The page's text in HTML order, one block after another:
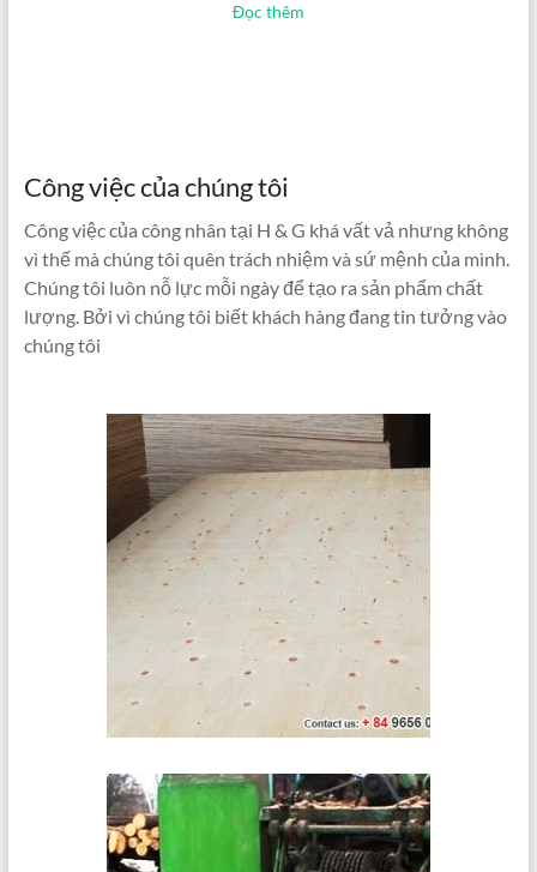
Đọc thêm
Công việc của chúng tôi
Công việc của công nhân tại H & G khá vất vả nhưng không
vì thế mà chúng tôi quên trách nhiệm và sứ mệnh của mình.
Chúng tôi luôn nỗ lực mỗi ngày để tạo ra sản phẩm chất
lượng. Bởi vì chúng tôi biết khách hàng đang tin tưởng vào
chúng tôi